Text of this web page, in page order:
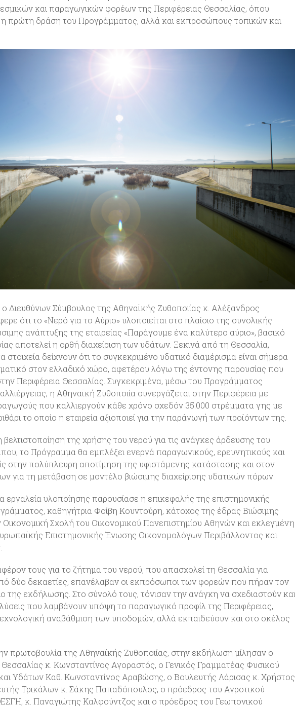
και παραγωγικών φορέων της Περιφέρειας Θεσσαλίας, όπου
η πρώτη δράση του Προγράμματος, αλλά και εκπροσώπους τοπικών και
Διευθύνων Σύμβουλος της Αθηναϊκής Ζυθοποιίας κ. Αλέξανδρος
ότι το «Νερό για το Αύριο» υλοποιείται στο πλαίσιο της συνολικής
ανάπτυξης της εταιρείας «Παράγουμε ένα καλύτερο αύριο», βασικό
αποτελεί η ορθή διαχείριση των υδάτων. Ξεκινά από τη Θεσσαλία,
δείχνουν ότι το συγκεκριμένο υδατικό διαμέρισμα είναι σήμερα
στον ελλαδικό χώρο, αφετέρου λόγω της έντονης παρουσίας που
Περιφέρεια Θεσσαλίας. Συγκεκριμένα, μέσω του Προγράμματος
η Αθηναϊκή Ζυθοποιία συνεργάζεται στην Περιφέρεια με
που καλλιεργούν κάθε χρόνο σχεδόν 35.000 στρέμματα γης με
το οποίο η εταιρεία αξιοποιεί για την παράγωγή των προϊόντων της.
βελτιστοποίηση της χρήσης του νερού για τις ανάγκες άρδευσης του
το Πρόγραμμα θα εμπλέξει ενεργά παραγωγικούς, ερευνητικούς και
στην πολύπλευρη αποτίμηση της υφιστάμενης κατάστασης και στον
για τη μετάβαση σε μοντέλο βιώσιμης διαχείρισης υδατικών πόρων.
εργαλεία υλοποίησης παρουσίασε η επικεφαλής της επιστημονικής
καθηγήτρια Φοίβη Κουντούρη, κάτοχος της έδρας Βιώσιμης
Σχολή του Οικονομικού Πανεπιστημίου Αθηνών και εκλεγμένη
Επιστημονικής Ένωσης Οικονομολόγων Περιβάλλοντος και
τους για το ζήτημα του vερού, που απασχολεί τη Θεσσαλία για
δύο δεκαετίες, επανέλαβαν οι εκπρόσωποι των φορεών που πήραν τον
της εκδήλωσης. Στο σύνολό τους, τόνισαν την ανάγκη να σχεδιαστούν και
που λαμβάνουν υπόψη το παραγωγικό προφίλ της Περιφέρειας,
αναβάθμιση των υποδομών, αλλά εκπαιδεύουν και στο σκέλος
πρωτοβουλία της Αθηναϊκής Ζυθοποιίας, στην εκδήλωση μίλησαν ο
Θεσσαλίας κ. Κωνσταντίνος Αγοραστός, ο Γενικός Γραμματέας Φυσικού
Υδάτων Καθ. Κωνσταντίνος Αραβώσης, ο Βουλευτής Λάρισας κ. Χρήστος
Τρικάλων κ. Σάκης Παπαδόπουλος, ο πρόεδρος του Αγροτικού
κ. Παναγιώτης Καλφούντζος και ο πρόεδρος του Γεωπονικού